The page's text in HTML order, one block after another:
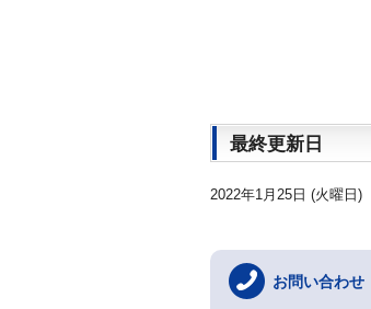
最終更新日
2022年1月25日 (火曜日)
お問い合わせ